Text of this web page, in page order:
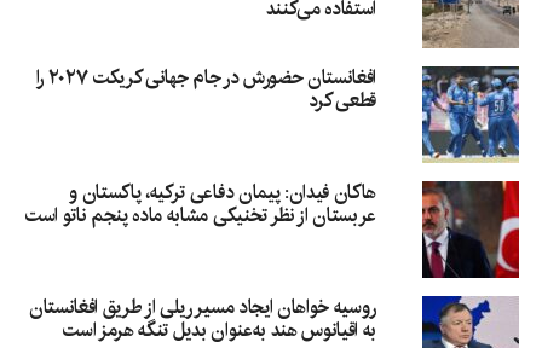
استفاده می‌کنند
افغانستان حضورش در جام جهانی کریکت ۲۰۲۷ را
قطعی کرد
هاکان فیدان: پیمان دفاعی ترکیه، پاکستان و
عربستان از نظر تخنیکی مشابه ماده پنجم ناتو است
روسیه خواهان ایجاد مسیر ریلی از طریق افغانستان
به اقیانوس هند به‌عنوان بدیل تنگه هرمز است